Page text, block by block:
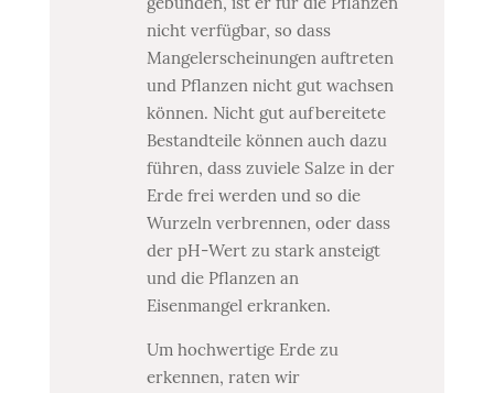
nicht verfügbar, so dass
Mangelerscheinungen auftreten
und Pflanzen nicht gut wachsen
können. Nicht gut aufbereitete
Bestandteile können auch dazu
führen, dass zuviele Salze in der
Erde frei werden und so die
Wurzeln verbrennen, oder dass
der pH-Wert zu stark ansteigt
und die Pflanzen an
Eisenmangel erkranken.
Um hochwertige Erde zu
erkennen, raten wir